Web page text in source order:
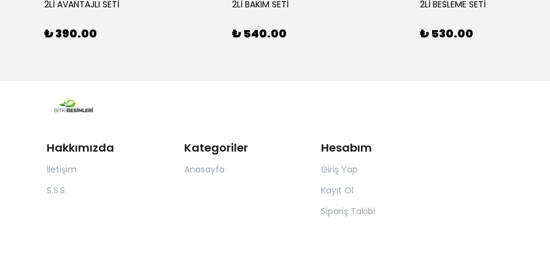
2Lİ AVANTAJLI SETİ
₺ 390.00
2Lİ BAKIM SETİ
₺ 540.00
2Lİ BESLEME SETİ
₺ 530.00
Hakkımızda
İletişim
S.S.S
Kategoriler
Anasayfa
Hesabım
Giriş Yap
Kayıt Ol
Sipariş Takibi